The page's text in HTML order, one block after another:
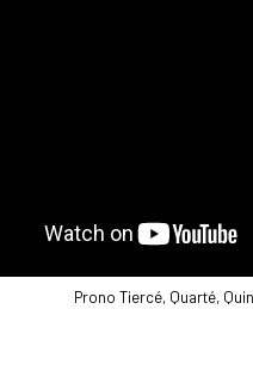
Prono Tiercé, Quarté,